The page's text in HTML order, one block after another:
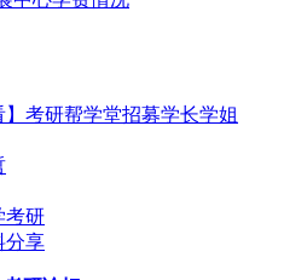
】考研帮学堂招募学长学姐
考研
分享